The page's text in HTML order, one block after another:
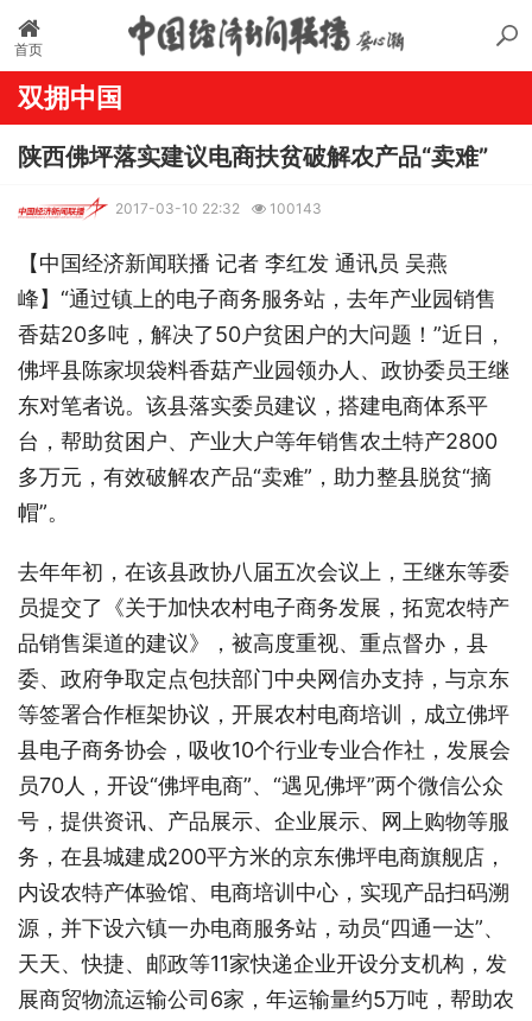
首页
双拥中国
陕西佛坪落实建议电商扶贫破解农产品“卖难”
2017-03-10 22:32 100143
【中国经济新闻联播 记者 李红发 通讯员 吴燕
峰】“通过镇上的电子商务服务站，去年产业园销售
香菇20多吨，解决了50户贫困户的大问题！”近日，
佛坪县陈家坝袋料香菇产业园领办人、政协委员王继
东对笔者说。该县落实委员建议，搭建电商体系平
台，帮助贫困户、产业大户等年销售农土特产2800
多万元，有效破解农产品“卖难”，助力整县脱贫“摘
帽”。
去年年初，在该县政协八届五次会议上，王继东等委
员提交了《关于加快农村电子商务发展，拓宽农特产
品销售渠道的建议》，被高度重视、重点督办，县
委、政府争取定点包扶部门中央网信办支持，与京东
等签署合作框架协议，开展农村电商培训，成立佛坪
县电子商务协会，吸收10个行业专业合作社，发展会
员70人，开设“佛坪电商”、“遇见佛坪”两个微信公众
号，提供资讯、产品展示、企业展示、网上购物等服
务，在县城建成200平方米的京东佛坪电商旗舰店，
内设农特产体验馆、电商培训中心，实现产品扫码溯
源，并下设六镇一办电商服务站，动员“四通一达”、
天天、快捷、邮政等11家快递企业开设分支机构，发
展商贸物流运输公司6家，年运输量约5万吨，帮助农